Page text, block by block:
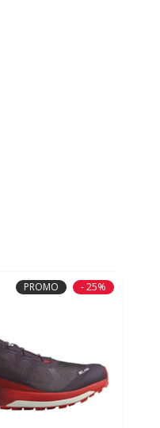
PROMO - 25%